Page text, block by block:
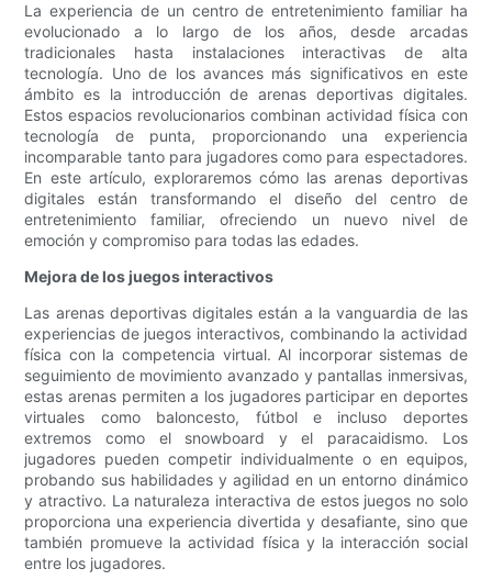
La experiencia de un centro de entretenimiento familiar ha
evolucionado a lo largo de los años, desde arcadas
tradicionales hasta instalaciones interactivas de alta
tecnología. Uno de los avances más significativos en este
ámbito es la introducción de arenas deportivas digitales.
Estos espacios revolucionarios combinan actividad física con
tecnología de punta, proporcionando una experiencia
incomparable tanto para jugadores como para espectadores.
En este artículo, exploraremos cómo las arenas deportivas
digitales están transformando el diseño del centro de
entretenimiento familiar, ofreciendo un nuevo nivel de
emoción y compromiso para todas las edades.
Mejora de los juegos interactivos
Las arenas deportivas digitales están a la vanguardia de las
experiencias de juegos interactivos, combinando la actividad
física con la competencia virtual. Al incorporar sistemas de
seguimiento de movimiento avanzado y pantallas inmersivas,
estas arenas permiten a los jugadores participar en deportes
virtuales como baloncesto, fútbol e incluso deportes
extremos como el snowboard y el paracaidismo. Los
jugadores pueden competir individualmente o en equipos,
probando sus habilidades y agilidad en un entorno dinámico
y atractivo. La naturaleza interactiva de estos juegos no solo
proporciona una experiencia divertida y desafiante, sino que
también promueve la actividad física y la interacción social
entre los jugadores.